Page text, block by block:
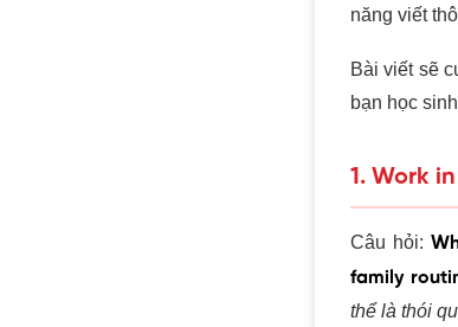
năng viết
Bài viết sẽ
bạn học
1. Work
Câu hỏi:
family
thể là thói